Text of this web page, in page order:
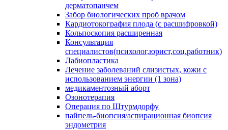
дерматопанчем
Забор биологических проб врачом
Кардиотокография плода (с расшифровкой)
Кольпоскопия расширенная
Консультация
специалистов(психолог,юрист,соц.работник)
Лабиопластика
Лечение заболеваний слизистых, кожи с
использованием энергии (1 зона)
медикаментозный аборт
Озонотерапия
Операция по Штурмдорфу
пайпель-биопсия/аспирационная биопсия
эндометрия